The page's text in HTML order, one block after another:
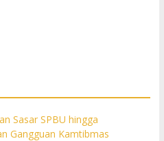
Sasar SPBU hingga
Gangguan Kamtibmas